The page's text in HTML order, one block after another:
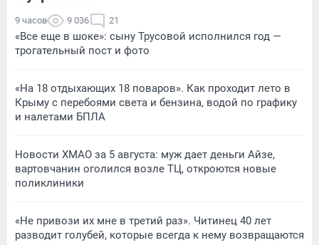
9 часов 9 036 21
«Все еще в шоке»: сыну Трусовой исполнился год —
трогательный пост и фото
«На 18 отдыхающих 18 поваров». Как проходит лето в
Крыму с перебоями света и бензина, водой по графику
и налетами БПЛА
Новости ХМАО за 5 августа: муж дает деньги Айзе,
вартовчанин оголился возле ТЦ, откроются новые
поликлиники
«Не привози их мне в третий раз». Читинец 40 лет
разводит голубей, которые всегда к нему возвращаются